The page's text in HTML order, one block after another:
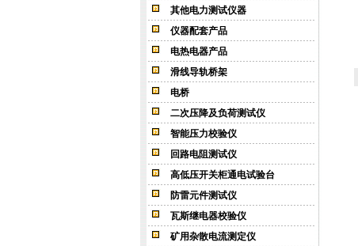
其他电力测试仪器
仪器配套产品
电热电器产品
滑线导轨桥架
电桥
二次压降及负荷测试仪
智能压力校验仪
回路电阻测试仪
高低压开关柜通电试验台
防雷元件测试仪
瓦斯继电器校验仪
矿用杂散电流测定仪